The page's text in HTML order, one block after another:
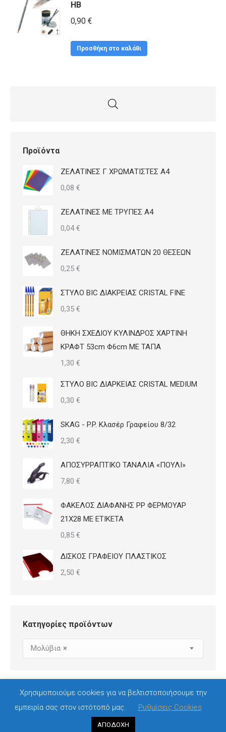
HB
0,90 €
Προσθήκη στο καλάθι
Προϊόντα
ΖΕΛΑΤΙΝΕΣ Γ ΧΡΩΜΑΤΙΣΤΕΣ Α4
0,08 €
ΖΕΛΑΤΙΝΕΣ ΜΕ ΤΡΥΠΕΣ Α4
0,04€
ΖΕΛΑΤΙΝΕΣ ΝΟΜΙΣΜΑΤΩΝ 20 ΘΕΣΕΩΝ
0,25 €
ΣΤΥΛΟ BIC ΔΙΑΚΡΕΙΑΣ CRISTAL FINE
0,35 €
ΘΗΚΗ ΣΧΕΔΙΟΥ ΚΥΛΙΝΔΡΟΣ ΧΑΡΤΙΝΗ
ΚΡΑΦΤ 53cm Φ6cm ΜΕ ΤΑΠΑ
1,30 €
ΣΤΥΛΟ BIC ΔΙΑΡΚΕΙΑΣ CRISTAL MEDIUM
0,30 €
SKAG - P.P. Κλασέρ Γραφείου 8/32
2,30 €
ΑΠΟΣΥΡΡΑΠΤΙΚΟ ΤΑΝΑΛΙΑ «ΠΟΥΛΙ»
7,80 €
ΦΑΚΕΛΟΣ ΔΙΑΦΑΝΗΣ PP ΦΕΡΜΟΥΑΡ
21Χ28 ΜΕ ΕΤΙΚΕΤΑ
0,85 €
ΔΙΣΚΟΣ ΓΡΑΦΕΙΟΥ ΠΛΑΣΤΙΚΟΣ
2,50 €
Κατηγορίες προϊόντων
×
Μολύβια
© 2020-2023 PrintView, Ροζού 14, Βόλος 383 33, τηλ 24210 26690
Χρησιμοποιούμε cookies για να βελτιστοποιήσουμε την
εμπειρία σας στον ιστότοπό μας.
Ρυθμίσεις Cookies
ΑΠΟΔΟΧΗ